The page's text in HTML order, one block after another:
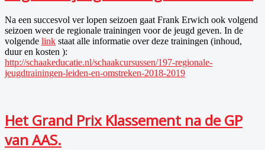
Na een succesvol verlopen seizoen gaat Frank Erwich ook volgend
seizoen weer de regionale trainingen voor de jeugd geven. In de
volgende link staat alle informatie over deze trainingen (inhoud,
duur en kosten ):
http://schaakeducatie.nl/schaakcursussen/197-regionale-
jeugdtrainingen-leiden-en-omstreken-2018-2019
Het Grand Prix Klassement na de GP
van AAS.